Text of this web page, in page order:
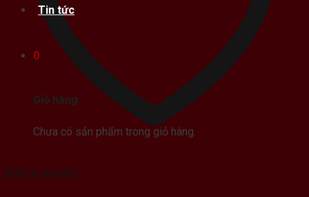
Tin tức
0
Giỏ hàng
Chưa có sản phẩm trong giỏ hàng.
Add to wishlist